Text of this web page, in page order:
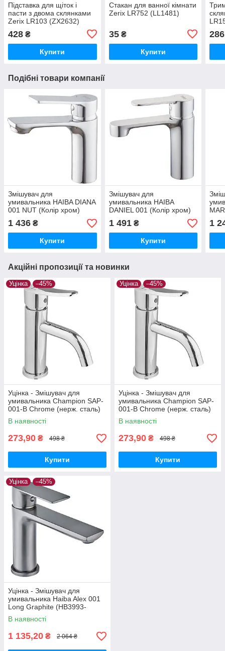
Підставка для щіток і
пасти з двома склянками
Zerix LR103 (ZX2632)
428 ₴
Купити
Стакан для ванної кімнати
Zerix LR752 (LL1481)
35₴
Купити
286
Подібні товари компанії
Змішувач для
умивальника HAIBA DIANA
001 NUT (Колір хром)
(HB1014)
1 436 ₴
Купити
Змішувач для
умивальника HAIBA
DANIEL 001 (Колір хром)
(HB1010)
1 491₴
Купити
1
Акційні пропозиції та новинки
Уцінка –45%
Уцінка - Змішувач для
умивальника Champion SAP-
001-B Chrome (нерж. сталь)
(CH6157-20260716-10424)
В наявності
273,90 ₴ 498 ₴
Купити
Уцінка –45%
Уцінка - Змішувач для
умивальника Champion SAP-
001-B Chrome (нерж. сталь)
(CH6157-20260715-10520)
В наявності
273,90 ₴ 498 ₴
Купити
Уцінка –45%
Уцінка - Змішувач для
умивальника Haiba Alex 001
Long Graphite (HB3993-
20260604-7971)
В наявності
1 135,20 ₴ 2 064 ₴